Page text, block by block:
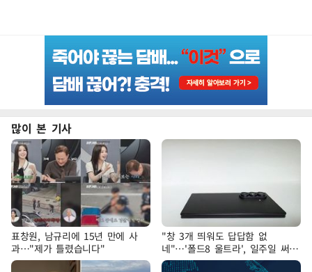
많이 본 기사
표창원, 남규리에 15년 만에 사
과…"제가 틀렸습니다"
"창 3개 띄워도 답답함 없
네"…'폴드8 울트라', 일주일 써보
니